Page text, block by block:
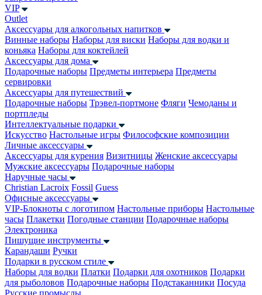
VIP
Outlet
Аксессуары для алкогольных напитков
Винные наборы Наборы для виски Наборы для водки и
коньяка Наборы для коктейлей
Аксессуары для дома
Подарочные наборы Предметы интерьера Предметы
сервировки
Аксессуары для путешествий
Подарочные наборы Трэвел-портмоне Фляги Чемоданы и
портпледы
Интеллектуальные подарки
Искусство Настольные игры Философские композиции
Личные аксессуары
Аксессуары для курения Визитницы Женские аксессуары
Мужские аксессуары Подарочные наборы
Наручные часы
Christian Lacroix Fossil Guess
Офисные аксессуары
VIP-Блокноты с логотипом Настольные приборы Настольные
часы Плакетки Погодные станции Подарочные наборы
Электроника
Пишущие инструменты
Карандаши Ручки
Подарки в русском стиле
Наборы для водки Платки Подарки для охотников Подарки
для рыболовов Подарочные наборы Подстаканники Посуда
Русские промыслы